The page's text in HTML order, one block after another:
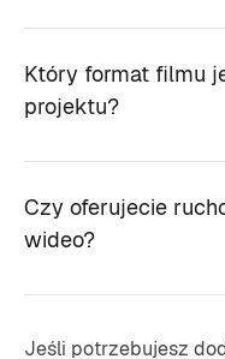
Który format filmu
projektu?
Czy oferujecie
wideo?
Jeśli potrzebujesz